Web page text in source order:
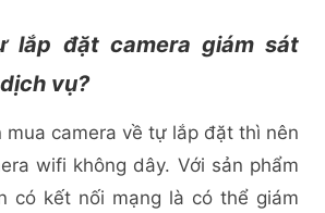
lắp đặt camera giám sát
vụ?
mua camera về tự lắp đặt thì nên
wifi không dây. Với sản phẩm
có kết nối mạng là có thể giám